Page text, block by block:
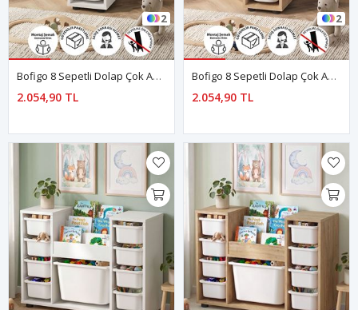
2
Bofigo 8 Sepetli Dolap Çok Amaçlı Dolap Oyuncak Dolabı Dilara Beyaz
2.054,90 TL
2
Bofigo 8 Sepetli Dolap Çok Amaçlı Dolap Oyuncak Dolabı Dilara Safir Meşe
2.054,90 TL